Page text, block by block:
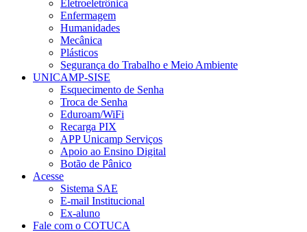
Eletroeletrônica
Enfermagem
Humanidades
Mecânica
Plásticos
Segurança do Trabalho e Meio Ambiente
UNICAMP-SISE
Esquecimento de Senha
Troca de Senha
Eduroam/WiFi
Recarga PIX
APP Unicamp Serviços
Apoio ao Ensino Digital
Botão de Pânico
Acesse
Sistema SAE
E-mail Institucional
Ex-aluno
Fale com o COTUCA